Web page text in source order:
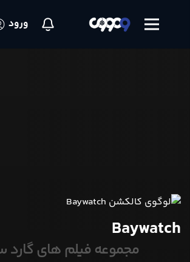
ورود
Baywatch
مجموعه فیلم های گارد